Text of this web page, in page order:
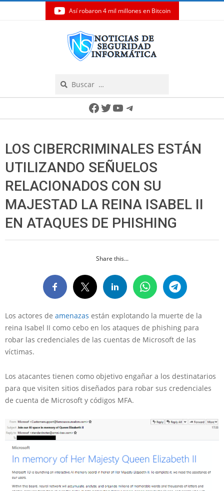
Así robaron 4 mil millones en Bitcoin
Facebook
Twitter
YouTube
Telegram
LOS CIBERCRIMINALES ESTÁN
UTILIZANDO SEÑUELOS
RELACIONADOS CON SU
MAJESTAD LA REINA ISABEL II
EN ATAQUES DE PHISHING
Share this...
Los actores de amenazas están explotando la muerte de la
reina Isabel II como cebo en los ataques de phishing para
robar las credenciales de las cuentas de Microsoft de las
víctimas.
Los atacantes tienen como objetivo engañar a los destinatarios
para que visiten sitios diseñados para robar sus credenciales
de cuenta de Microsoft y códigos MFA.